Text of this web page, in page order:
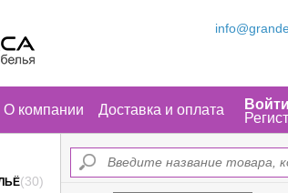
О компании Доставка и оплата
(30)